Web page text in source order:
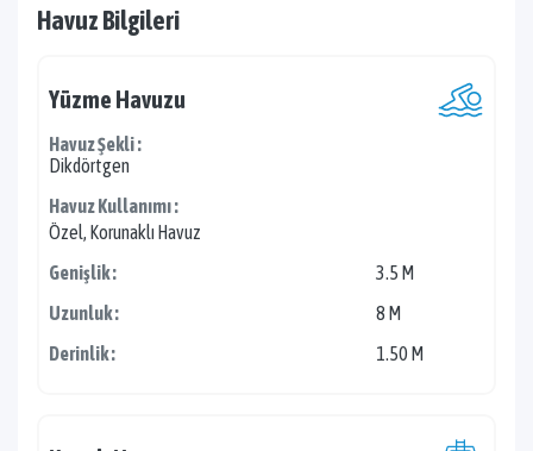
Havuz Bilgileri
Yüzme Havuzu
Havuz Şekli :
Dikdörtgen
Havuz Kullanımı :
Özel, Korunaklı Havuz
Genişlik :
3.5 M
Uzunluk :
8 M
Derinlik :
1.50 M